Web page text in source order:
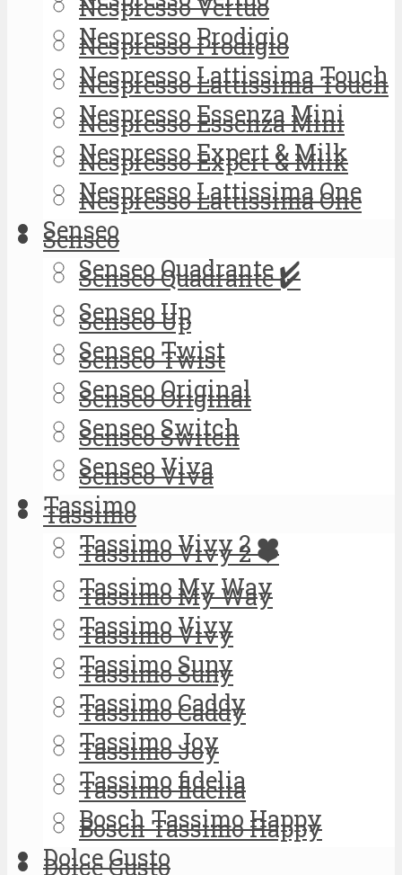
Nespresso Prodigio
Nespresso Lattissima Touch
Nespresso Essenza Mini
Nespresso Expert & Milk
Nespresso Lattissima One
Senseo
Senseo Quadrante ✔️
Senseo Up
Senseo Twist
Senseo Original
Senseo Switch
Senseo Viva
Tassimo
Tassimo Vivy 2 ❤️
Tassimo My Way
Tassimo Vivy
Tassimo Suny
Tassimo Caddy
Tassimo Joy
Tassimo fidelia
Bosch Tassimo Happy
Dolce Gusto
Nespresso Vertuo
Nespresso Prodigio
Nespresso Lattissima Touch
Nespresso Essenza Mini
Nespresso Expert & Milk
Nespresso Lattissima One
Senseo
Senseo Quadrante ✔️
Senseo Up
Senseo Twist
Senseo Original
Senseo Switch
Senseo Viva
Tassimo
Tassimo Vivy 2 ❤️
Tassimo My Way
Tassimo Vivy
Tassimo Suny
Tassimo Caddy
Tassimo Joy
Tassimo fidelia
Bosch Tassimo Happy
Dolce Gusto